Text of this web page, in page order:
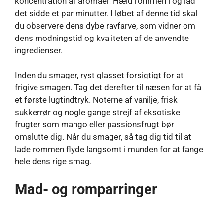
det sidde et par minutter. I løbet af denne tid skal
du observere dens dybe ravfarve, som vidner om
dens modningstid og kvaliteten af ​​de anvendte
ingredienser.
Inden du smager, ryst glasset forsigtigt for at
frigive smagen. Tag det derefter til næsen for at få
et første lugtindtryk. Noterne af vanilje, frisk
sukkerrør og nogle gange strejf af eksotiske
frugter som mango eller passionsfrugt bør
omslutte dig. Når du smager, så tag dig tid til at
lade rommen flyde langsomt i munden for at fange
hele dens rige smag.
Mad- og romparringer